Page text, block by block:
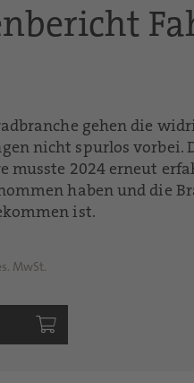
gehen die
nicht spurlos vorbei.
musste 2024 erneut
haben und die
ist.
MwSt.